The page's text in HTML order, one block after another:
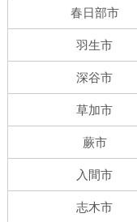
春日部市
羽生市
深谷市
草加市
蕨市
入間市
志木市